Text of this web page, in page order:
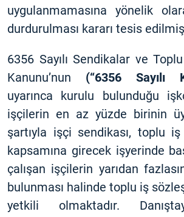
uygulanmamasına yönelik
durdurulması kararı tesis
6356 Sayılı Sendikalar ve
Kanunu’nun (“6356 Sayılı
uyarınca kurulu bulunduğu
işçilerin en az yüzde birinin
şartıyla işçi sendikası, toplu
kapsamına girecek işyerinde
çalışan işçilerin yarıdan
bulunması halinde toplu iş
yetkili olmaktadır.